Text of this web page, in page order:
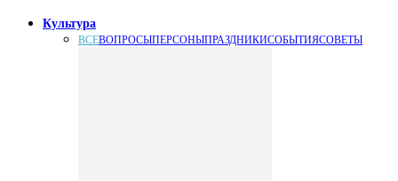
Культура
ВСЕВОПРОСЫПЕРСОНЫПРАЗДНИКИСОБЫТИЯСОВЕТЫ